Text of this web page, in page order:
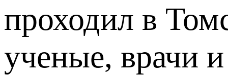
проходил в
ученые, врачи